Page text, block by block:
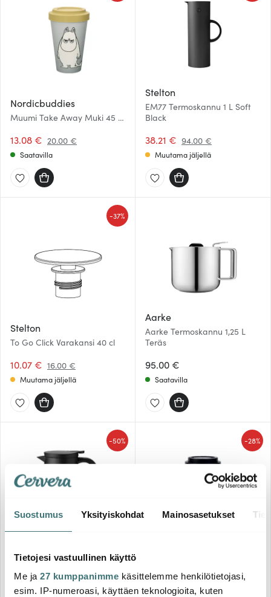
Suostumus Yksityiskohdat Mainosasetukset
Tietojesi vastuullinen käyttö
Me ja 27 kumppanimme käsittelemme henkilötietojasi,
esim. IP-numeroasi, käyttäen teknologioita, kuten
Nordicbuddies
Muumi Take Away Muki 45 cl
temperamenttiamentti
13.08 € 20.00 €
Saatavilla
Stelton
EM77 Termoskannu 1 L Soft
Black
38.21 € 94.00 €
Muutama jäljellä
Stelton
To Go Click Varakansi 40 cl
10.07 € 16.00 €
-37%
Muutama jäljellä
Aarke
Aarke Termoskannu 1,25 L
Teräs
95.00 €
Saatavilla
THERM-IT Termoskannu 0,9 L
29.71 € 59.00 €
-50%
Muumipeikko 45 cl Musta
17.91 € 25.00 €
-28%